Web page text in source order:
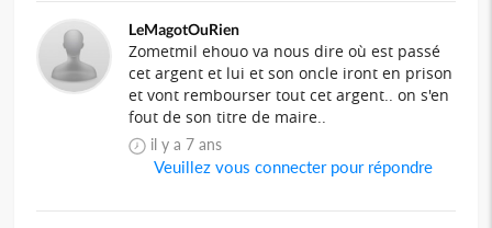
LeMagotOuRien
Zometmil ehouo va nous dire où est passé
cet argent et lui et son oncle iront en prison
et vont rembourser tout cet argent.. on s'en
fout de son titre de maire..
il y a 7 ans
Veuillez vous connecter pour répondre